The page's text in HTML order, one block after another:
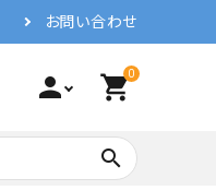
お問い合わせ
person 0
shopping_cart
search